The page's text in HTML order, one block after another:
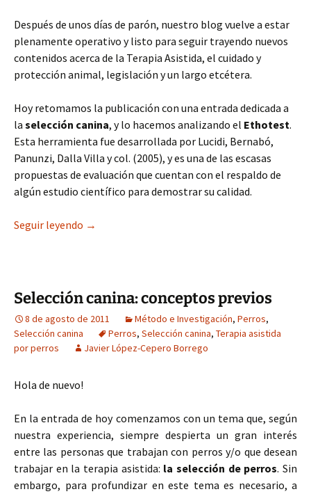
Después de unos días de parón, nuestro blog vuelve a estar
plenamente operativo y listo para seguir trayendo nuevos
contenidos acerca de la Terapia Asistida, el cuidado y
protección animal, legislación y un largo etcétera.
Hoy retomamos la publicación con una entrada dedicada a
la selección canina, y lo hacemos analizando el Ethotest.
Esta herramienta fue desarrollada por Lucidi, Bernabó,
Panunzi, Dalla Villa y col. (2005), y es una de las escasas
propuestas de evaluación que cuentan con el respaldo de
algún estudio científico para demostrar su calidad.
Seguir leyendo Selección canina: Ethotest
→
Selección canina: conceptos previos
8 de agosto de 2011 Método e Investigación, Perros,
Selección canina
Perros, Selección canina, Terapia asistida
por perros
Javier López-Cepero Borrego
Hola de nuevo!
En la entrada de hoy comenzamos con un tema que, según
nuestra experiencia, siempre despierta un gran interés
entre las personas que trabajan con perros y/o que desean
trabajar en la terapia asistida: la selección de perros. Sin
embargo, para profundizar en este tema es necesario, a